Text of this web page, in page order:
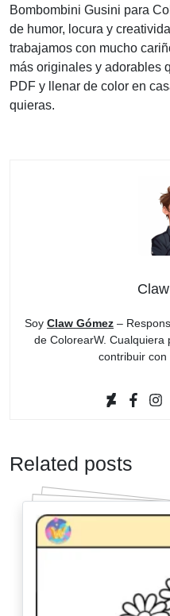
Bombombini Gusini para
de humor, locura y
trabajamos con mucho
más originales y adorables
PDF y llenar de color en
quieras.
Soy Claw Gómez –
de ColorearW. Cualquiera
contribuir con
Related posts